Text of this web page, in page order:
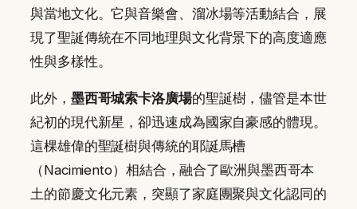
與當地文化。它與音樂會、溜冰場等活動結合，展
現了聖誕傳統在不同地理與文化背景下的高度適應
性與多樣性。
此外， 墨西哥城索卡洛廣場的聖誕樹，儘管是本世
紀初的現代新星，卻迅速成為國家自豪感的體現。
這棵雄偉的聖誕樹與傳統的耶誕馬槽
（Nacimiento）相結合，融合了歐洲與墨西哥本
土的節慶文化元素，突顯了家庭團聚與文化認同的